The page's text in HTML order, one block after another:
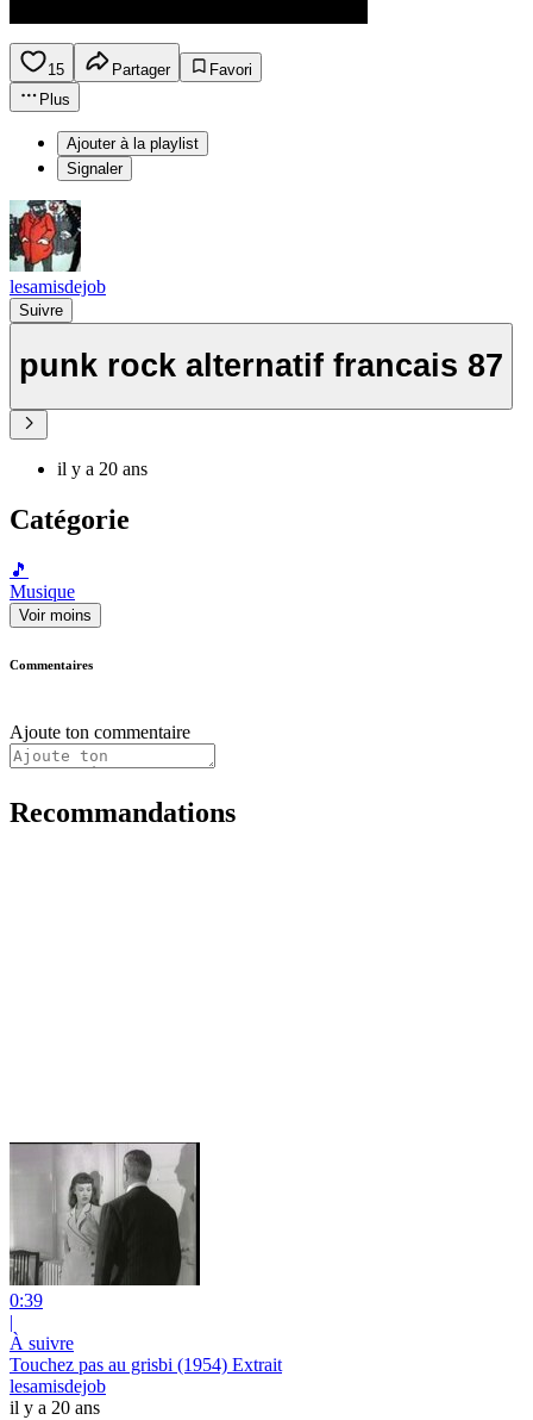
15 Partager
Favori
Plus
Ajouter à la playlist
Signaler
lesamisdejob
Suivre
punk rock alternatif francais 87
il y a 20 ans
Catégorie
🎵
Musique
Voir moins
Commentaires
Ajoute ton commentaire
Recommandations
0:39
|
À suivre
Touchez pas au grisbi (1954) Extrait
lesamisdejob
il y a 20 ans